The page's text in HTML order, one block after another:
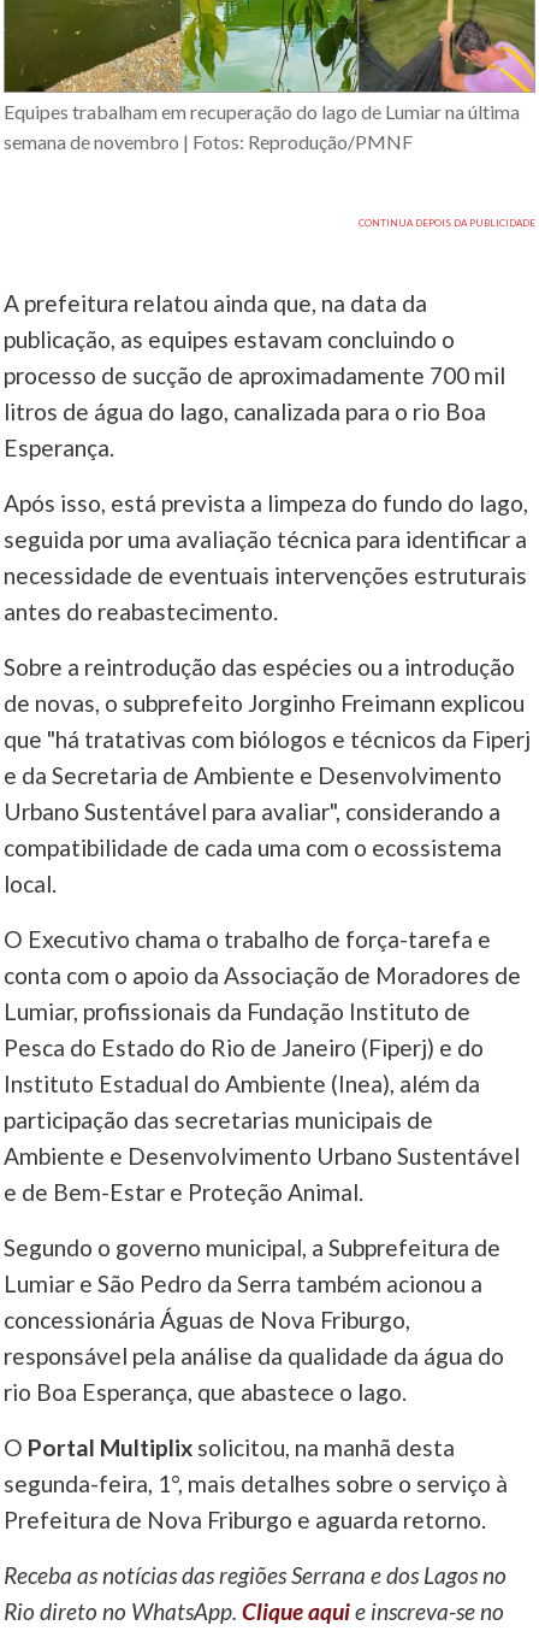
Equipes trabalham em recuperação do lago de Lumiar na última
semana de novembro | Fotos: Reprodução/PMNF
A prefeitura relatou ainda que, na data da
publicação, as equipes estavam concluindo o
processo de sucção de aproximadamente 700 mil
litros de água do lago, canalizada para o rio Boa
Esperança.
Após isso, está prevista a limpeza do fundo do lago,
seguida por uma avaliação técnica para identificar a
necessidade de eventuais intervenções estruturais
antes do reabastecimento.
Sobre a reintrodução das espécies ou a introdução
de novas, o subprefeito Jorginho Freimann explicou
que "há tratativas com biólogos e técnicos da Fiperj
e da Secretaria de Ambiente e Desenvolvimento
Urbano Sustentável para avaliar", considerando a
compatibilidade de cada uma com o ecossistema
local.
O Executivo chama o trabalho de força-tarefa e
conta com o apoio da Associação de Moradores de
Lumiar, profissionais da Fundação Instituto de
Pesca do Estado do Rio de Janeiro (Fiperj) e do
Instituto Estadual do Ambiente (Inea), além da
participação das secretarias municipais de
Ambiente e Desenvolvimento Urbano Sustentável
e de Bem-Estar e Proteção Animal.
Segundo o governo municipal, a Subprefeitura de
Lumiar e São Pedro da Serra também acionou a
concessionária Águas de Nova Friburgo,
responsável pela análise da qualidade da água do
rio Boa Esperança, que abastece o lago.
O Portal Multiplix solicitou, na manhã desta
segunda-feira, 1°, mais detalhes sobre o serviço à
Prefeitura de Nova Friburgo e aguarda retorno.
Receba as notícias das regiões Serrana e dos Lagos no
Rio direto no WhatsApp.Clique aquie inscreva-se no